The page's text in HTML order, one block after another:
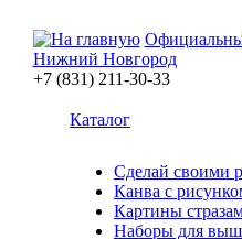
Нижний Новгород
+7 (831) 211-30-33
Каталог
Сделай своими
Канва с
Картины
Наборы для